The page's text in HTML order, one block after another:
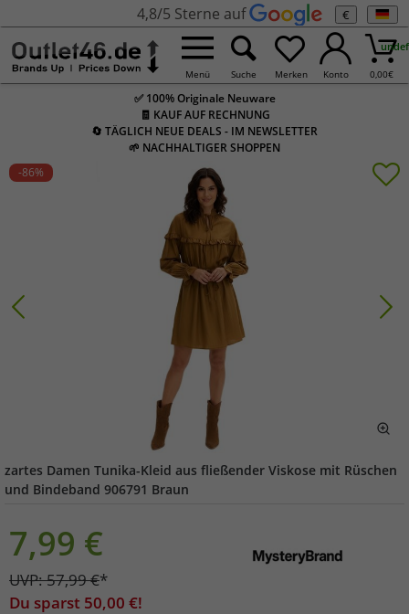
4,8/5 Sterne auf €
Menü Suche Merken Konto 0,00€
✅ 100% Originale Neuware
🧾 KAUF AUF RECHNUNG
🔄 TÄGLICH NEUE DEALS - IM NEWSLETTER
🌱 NACHHALTIGER SHOPPEN
-86%
zartes Damen Tunika-Kleid aus fließender Viskose mit Rüschen
und Bindeband 906791 Braun
7,99 €
UVP:57,99€*
Du sparst 50,00 €!